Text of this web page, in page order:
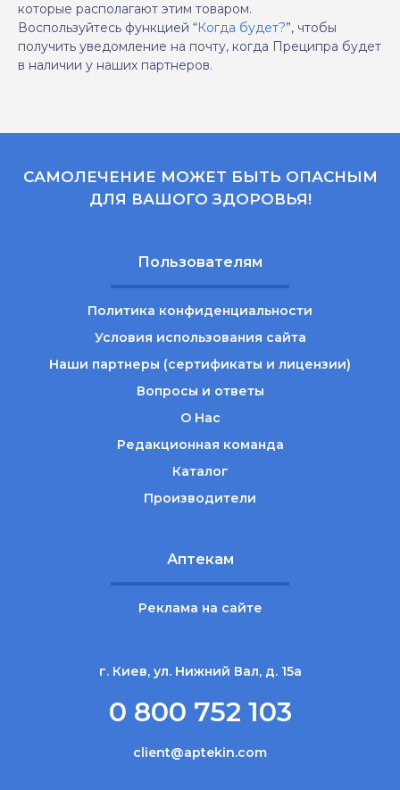
которые располагают этим товаром.
Воспользуйтесь функцией “Когда будет?”, чтобы
получить уведомление на почту, когда Преципра будет
в наличии у наших партнеров.
САМОЛЕЧЕНИЕ МОЖЕТ БЫТЬ ОПАСНЫМ
ДЛЯ ВАШОГО ЗДОРОВЬЯ!
Пользователям
Политика конфиденциальности
Условия использования сайта
Наши партнеры (сертификаты и лицензии)
Вопросы и ответы
О Нас
Редакционная команда
Каталог
Производители
Аптекам
Реклама на сайте
г. Киев, ул. Нижний Вал, д. 15а
0 800 752 103
client@aptekin.com